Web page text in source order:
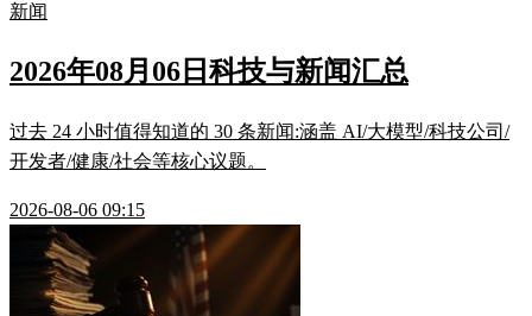
新闻
2026年08月06日科技与新闻汇总
过去 24 小时值得知道的 30 条新闻:涵盖 AI/大模型/科技公司/
开发者/健康/社会等核心议题。
2026-08-06 09:15